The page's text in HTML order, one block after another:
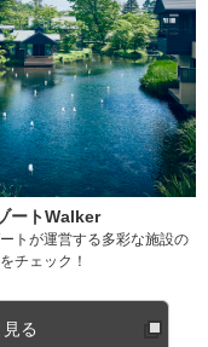
ートWalker
トが運営する多彩な施設の
チェック！
る